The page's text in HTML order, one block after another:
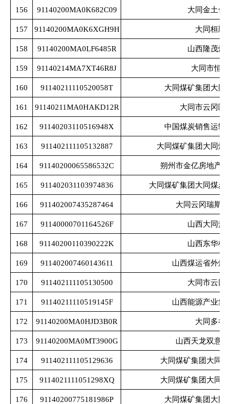
156 91140200MA0K682C09 大同金土合
157 91140200MA0K6XGH9H 大同桓顺
158 91140200MA0LF6485R 山西隆茂煤
159 91140214MA7XT46R8J 大同市恒
160 91140211110520058T 大同煤矿集团大同
161 91140211MA0HAKD12R 大同市云冈区
162 91140203110516948X 中国煤炭销售运输
163 911402111105132887 大同煤矿集团大同煤
164 91140200065586532C 朔州市金亿房地产
165 911402031103974836 大同煤矿集团大同煤炭
166 911402007435287464 大同云冈瑞斯
167 91140000701164526F 山西大同热
168 91140200110390222K 山西东华机
169 911402007460143611 山西煤运省外煤
170 911402111105130500 大同市云冈
171 91140211110519145F 山西能源产业集
172 91140200MA0HJD3B0R 大同多谷
173 91140200MA0MT3900G 山西天龙双意
174 911402111105129636 大同煤矿集团大同
175 9114021111051298XQ 大同煤矿集团大同
176 91140200775181986P 大同煤矿集团大同